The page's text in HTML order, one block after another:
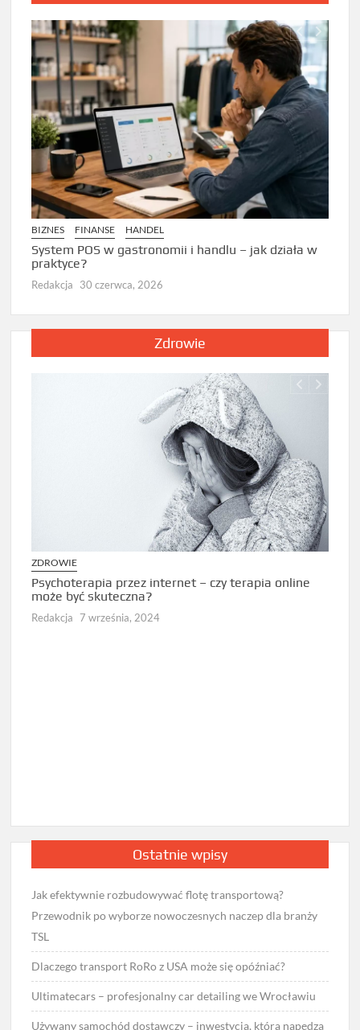
BIZNES FINANSE HANDEL
System POS w gastronomii i handlu – jak działa w
praktyce?
Redakcja 30 czerwca, 2026
Zdrowie
ZDROWIE
Psychoterapia przez internet – czy terapia online
może być skuteczna?
Redakcja 7 września, 2024
Ostatnie wpisy
Jak efektywnie rozbudowywać flotę transportową?
Przewodnik po wyborze nowoczesnych naczep dla branży
TSL
Dlaczego transport RoRo z USA może się opóźniać?
Ultimatecars – profesjonalny car detailing we Wrocławiu
Używany samochód dostawczy – inwestycja, która napędza